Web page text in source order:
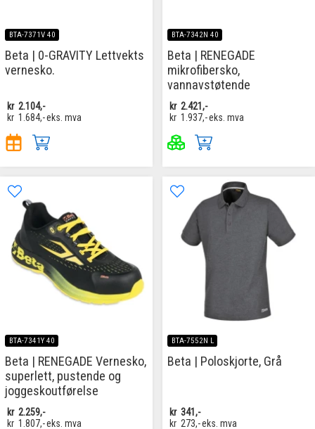
BTA-7371V 40
Beta | 0-GRAVITY Lettvekts
vernesko.
kr 2.104,-
kr 1.684,-eks. mva
BTA-7342N 40
Beta | RENEGADE
mikrofibersko,
vannavstøtende
kr 2.421,-
kr 1.937,-eks. mva
BTA-7341Y 40
Beta | RENEGADE Vernesko,
superlett, pustende og
joggeskoutførelse
kr 2.259,-
kr 1.807,-eks. mva
BTA-7552N L
Beta | Poloskjorte, Grå
kr 341,-
kr 273,-eks. mva